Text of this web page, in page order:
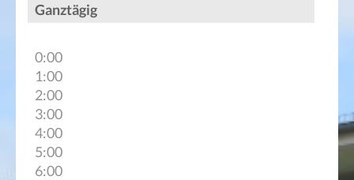
Ganztägig
0:00
1:00
2:00
3:00
4:00
5:00
6:00